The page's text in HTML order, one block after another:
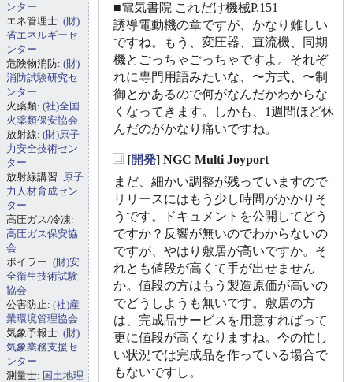
■電気書院 これだけ機械P.151
誘導電動機の章ですが、かなり難しい
ですね。もう、変圧器、直流機、同期
機とごっちゃごっちゃですよ。それぞ
れに専門用語みたいな、〜方式、〜制
御とかあるので何がなんだかわからな
くなってきます。しかも、1週間ほど休
んだのがかなり痛いですね。
[開発] NGC Multi Joyport
まだ、細かい調整が残っていますので
リリースにはもう少し時間がかかりそ
うです。ドキュメントを公開してどう
ですか？反響が無いのでわからないの
ですが、やはり敷居が高いですか。そ
れとも値段が高くて手が出せません
か。値段の方はもう製造原価が高いの
でどうしようも無いです。敷居の方
は、完成品サービスを用意すればって
更に値段が高くなりますね。今の忙し
い状況では完成品を作っている場合で
もないですし。
ンター
エネ管理士: (財)
省エネルギーセ
ンター
危険物消防: (財)
消防試験研究セ
ンター
火薬類: (社)全国
火薬類保安協会
放射線: (財)原子
力安全技術セン
ター
放射線講習: 原子
力人材育成セン
ター
高圧ガス/冷凍:
高圧ガス保安協
会
ボイラー: (財)安
全衛生技術試験
協会
公害防止: (社)産
業環境管理協会
気象予報士: (財)
気象業務支援セ
ンター
測量士: 国土地理